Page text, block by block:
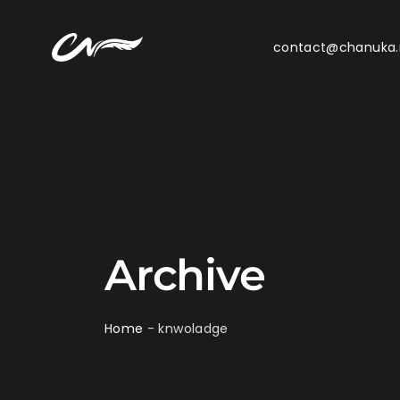
Archive
Home - knwoladge